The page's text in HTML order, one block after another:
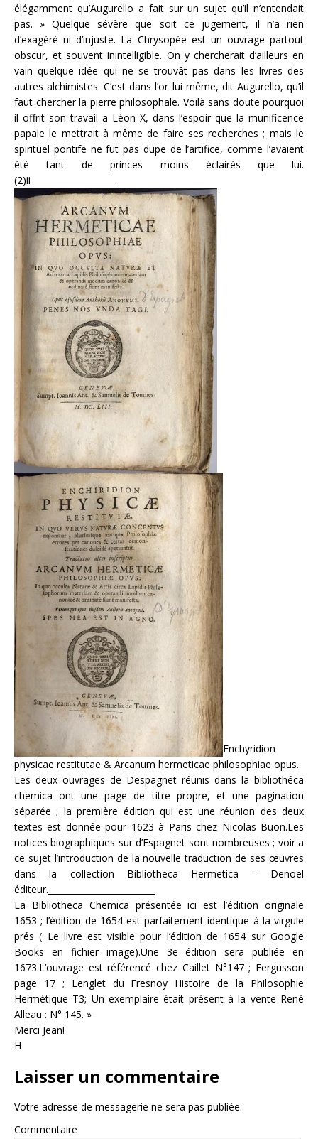
élégamment qu’Augurello a fait sur un sujet qu’il n’entendait
pas. » Quelque sévère que soit ce jugement, il n’a rien
d’exagéré ni d’injuste. La Chrysopée est un ouvrage partout
obscur, et souvent inintelligible. On y chercherait d’ailleurs en
vain quelque idée qui ne se trouvât pas dans les livres des
autres alchimistes. C’est dans l’or lui même, dit Augurello, qu’il
faut chercher la pierre philosophale. Voilà sans doute pourquoi
il offrit son travail a Léon X, dans l’espoir que la munificence
papale le mettrait à même de faire ses recherches ; mais le
spirituel pontife ne fut pas dupe de l’artifice, comme l’avaient
été tant de princes moins éclairés que lui.
(2)ii____________________
Enchyridion
physicae restitutae & Arcanum hermeticae philosophiae opus.
Les deux ouvrages de Despagnet réunis dans la bibliothéca
chemica ont une page de titre propre, et une pagination
séparée ; la première édition qui est une réunion des deux
textes est donnée pour 1623 à Paris chez Nicolas Buon.Les
notices biographiques sur d’Espagnet sont nombreuses ; voir a
ce sujet l’introduction de la nouvelle traduction de ses œuvres
dans la collection Bibliotheca Hermetica – Denoel
éditeur._________________________
La Bibliotheca Chemica présentée ici est l’édition originale
1653 ; l’édition de 1654 est parfaitement identique à la virgule
prés ( Le livre est visible pour l’édition de 1654 sur Google
Books en fichier image).Une 3e édition sera publiée en
1673.L’ouvrage est référencé chez Caillet N°147 ; Fergusson
page 17 ; Lenglet du Fresnoy Histoire de la Philosophie
Hermétique T3; Un exemplaire était présent à la vente René
Alleau : N° 145. »
Merci Jean!
H
Laisser un commentaire
Votre adresse de messagerie ne sera pas publiée.
Commentaire